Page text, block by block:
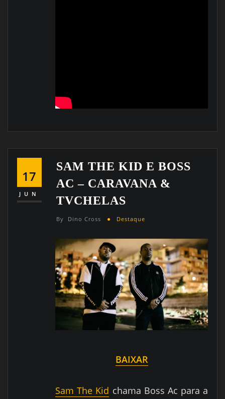
17
JUN
SAM THE KID E BOSS
AC – CARAVANA &
TVCHELAS
By Dino Cross Destaque
BAIXAR
Sam The Kid chama Boss Ac para a